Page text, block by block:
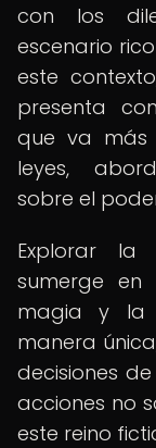
con los
escenario
este
presenta
que va más
leyes,
sobre el
Explorar la
sumerge
magia y la
manera
decisiones
acciones no
este reino